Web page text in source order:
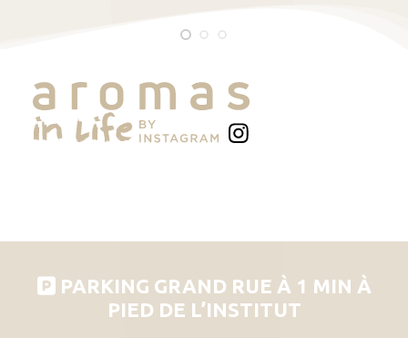
PARKING GRAND RUE À 1 MIN À
PIED DE L’INSTITUT